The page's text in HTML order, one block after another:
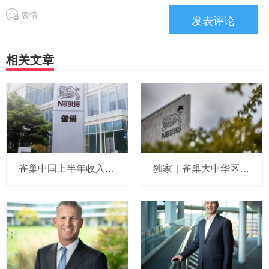
表情
相关文章
雀巢中国上半年收入196亿：CEO说在华业务正逐步稳定，要求全新管理团队紧盯三大重点，原定去库存计划已完成，坦承某些品类仍在流失份额 独家｜雀巢大中华区人力资源“一号位”敲定，菲仕兰徐耀东接棒